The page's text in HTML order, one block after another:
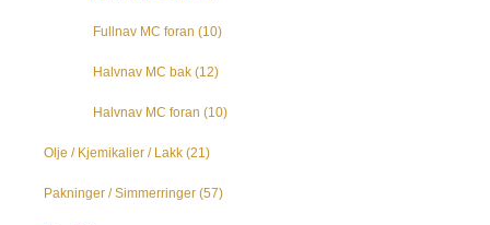
Fullnav MC foran (10)
Halvnav MC bak (12)
Halvnav MC foran (10)
Olje / Kjemikalier / Lakk (21)
Pakninger / Simmerringer (57)